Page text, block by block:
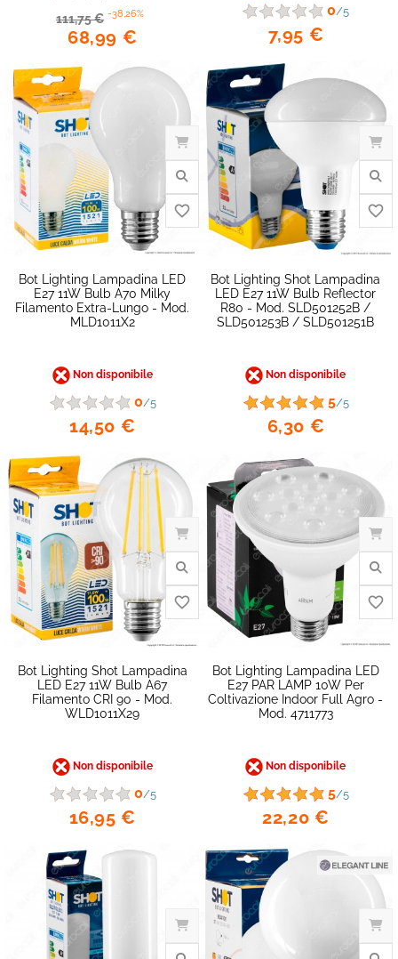
favorite_border
favorite_border
111,75 € -38,26%
68,99 €
0/5
7,95 €
Bot Lighting Lampadina LED
E27 11W Bulb A70 Milky
Filamento Extra-Lungo - Mod.
MLD1011X2
Non disponibile
0/5
14,50 €
Bot Lighting Shot Lampadina
LED E27 11W Bulb Reflector
R80 - Mod. SLD501252B /
SLD501253B / SLD501251B
Non disponibile
5/5
6,30 €
Bot Lighting Shot Lampadina
LED E27 11W Bulb A67
Filamento CRI 90 - Mod.
WLD1011X29
Non disponibile
0/5
16,95 €
Bot Lighting Lampadina LED
E27 PAR LAMP 10W Per
Coltivazione Indoor Full Agro -
Mod. 4711773
Non disponibile
5/5
22,20 €